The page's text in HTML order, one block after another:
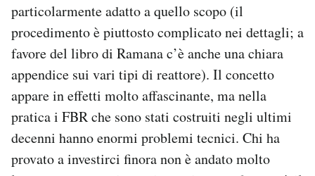
particolarmente adatto a quello scopo (il
procedimento è piuttosto complicato nei dettagli; a
favore del libro di Ramana c’è anche una chiara
appendice sui vari tipi di reattore). Il concetto
appare in effetti molto affascinante, ma nella
pratica i FBR che sono stati costruiti negli ultimi
decenni hanno enormi problemi tecnici. Chi ha
provato a investirci finora non è andato molto